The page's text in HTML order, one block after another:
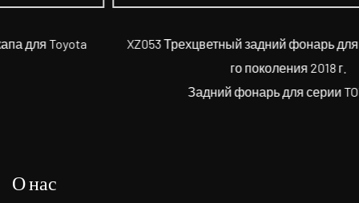
XZ053 Трехцветный задний фонарь для Toyota Camry 8-
го поколения 2018 г.
Задний фонарь для серии TOYOTA
О нас